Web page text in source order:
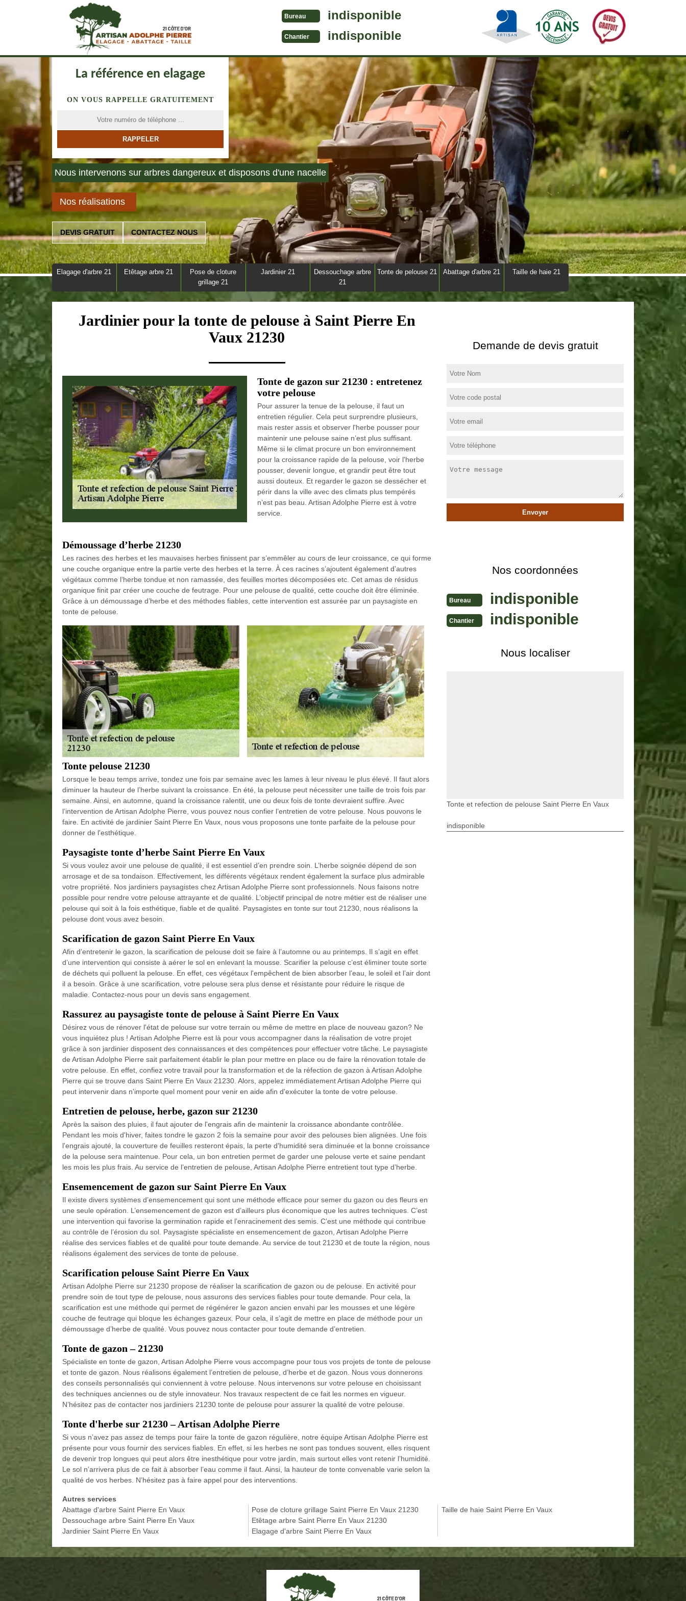
Bureau indisponible
Chantier indisponible
La référence en elagage
ON VOUS RAPPELLE GRATUITEMENT
Nous intervenons sur arbres dangereux et disposons d'une nacelle
Nos réalisations
DEVIS GRATUIT CONTACTEZ NOUS
Elagage d'arbre 21 Etêtage arbre 21
Pose de cloture
grillage 21
Jardinier 21
Dessouchage arbre
21
Tonte de pelouse 21 Abattage d'arbre 21 Taille de haie 21
Jardinier pour la tonte de pelouse à Saint Pierre En
Vaux 21230
Tonte de gazon sur 21230 : entretenez
votre pelouse
Pour assurer la tenue de la pelouse, il faut un
entretien régulier. Cela peut surprendre plusieurs,
mais rester assis et observer l'herbe pousser pour
maintenir une pelouse saine n’est plus suffisant.
Même si le climat procure un bon environnement
pour la croissance rapide de la pelouse, voir l'herbe
pousser, devenir longue, et grandir peut être tout
aussi douteux. Et regarder le gazon se dessécher et
périr dans la ville avec des climats plus tempérés
n’est pas beau. Artisan Adolphe Pierre est à votre
service.
Démoussage d’herbe 21230
Les racines des herbes et les mauvaises herbes finissent par s’emmêler au cours de leur croissance, ce qui forme
une couche organique entre la partie verte des herbes et la terre. À ces racines s’ajoutent également d’autres
végétaux comme l’herbe tondue et non ramassée, des feuilles mortes décomposées etc. Cet amas de résidus
organique finit par créer une couche de feutrage. Pour une pelouse de qualité, cette couche doit être éliminée.
Grâce à un démoussage d’herbe et des méthodes fiables, cette intervention est assurée par un paysagiste en
tonte de pelouse.
Tonte pelouse 21230
Lorsque le beau temps arrive, tondez une fois par semaine avec les lames à leur niveau le plus élevé. Il faut alors
diminuer la hauteur de l’herbe suivant la croissance. En été, la pelouse peut nécessiter une taille de trois fois par
semaine. Ainsi, en automne, quand la croissance ralentit, une ou deux fois de tonte devraient suffire. Avec
l’intervention de Artisan Adolphe Pierre, vous pouvez nous confier l’entretien de votre pelouse. Nous pouvons le
faire. En activité de jardinier Saint Pierre En Vaux, nous vous proposons une tonte parfaite de la pelouse pour
donner de l'esthétique.
Paysagiste tonte d’herbe Saint Pierre En Vaux
Si vous voulez avoir une pelouse de qualité, il est essentiel d’en prendre soin. L’herbe soignée dépend de son
arrosage et de sa tondaison. Effectivement, les différents végétaux rendent également la surface plus admirable
votre propriété. Nos jardiniers paysagistes chez Artisan Adolphe Pierre sont professionnels. Nous faisons notre
possible pour rendre votre pelouse attrayante et de qualité. L’objectif principal de notre métier est de réaliser une
pelouse qui soit à la fois esthétique, fiable et de qualité. Paysagistes en tonte sur tout 21230, nous réalisons la
pelouse dont vous avez besoin.
Scarification de gazon Saint Pierre En Vaux
Afin d’entretenir le gazon, la scarification de pelouse doit se faire à l’automne ou au printemps. Il s’agit en effet
d’une intervention qui consiste à aérer le sol en enlevant la mousse. Scarifier la pelouse c’est éliminer toute sorte
de déchets qui polluent la pelouse. En effet, ces végétaux l'empêchent de bien absorber l’eau, le soleil et l’air dont
il a besoin. Grâce à une scarification, votre pelouse sera plus dense et résistante pour réduire le risque de
maladie. Contactez-nous pour un devis sans engagement.
Rassurez au paysagiste tonte de pelouse à Saint Pierre En Vaux
Désirez vous de rénover l'état de pelouse sur votre terrain ou même de mettre en place de nouveau gazon? Ne
vous inquiétez plus ! Artisan Adolphe Pierre est là pour vous accompagner dans la réalisation de votre projet
grâce à son jardinier disposent des connaissances et des compétences pour effectuer votre tâche. Le paysagiste
de Artisan Adolphe Pierre sait parfaitement établir le plan pour mettre en place ou de faire la rénovation totale de
votre pelouse. En effet, confiez votre travail pour la transformation et de la réfection de gazon à Artisan Adolphe
Pierre qui se trouve dans Saint Pierre En Vaux 21230. Alors, appelez immédiatement Artisan Adolphe Pierre qui
peut intervenir dans n'importe quel moment pour venir en aide afin d'exécuter la tonte de votre pelouse.
Entretien de pelouse, herbe, gazon sur 21230
Après la saison des pluies, il faut ajouter de l'engrais afin de maintenir la croissance abondante contrôlée.
Pendant les mois d'hiver, faites tondre le gazon 2 fois la semaine pour avoir des pelouses bien alignées. Une fois
l'engrais ajouté, la couverture de feuilles resteront épais, la perte d'humidité sera diminuée et la bonne croissance
de la pelouse sera maintenue. Pour cela, un bon entretien permet de garder une pelouse verte et saine pendant
les mois les plus frais. Au service de l’entretien de pelouse, Artisan Adolphe Pierre entretient tout type d’herbe.
Ensemencement de gazon sur Saint Pierre En Vaux
Il existe divers systèmes d’ensemencement qui sont une méthode efficace pour semer du gazon ou des fleurs en
une seule opération. L’ensemencement de gazon est d’ailleurs plus économique que les autres techniques. C’est
une intervention qui favorise la germination rapide et l’enracinement des semis. C’est une méthode qui contribue
au contrôle de l’érosion du sol. Paysagiste spécialiste en ensemencement de gazon, Artisan Adolphe Pierre
réalise des services fiables et de qualité pour toute demande. Au service de tout 21230 et de toute la région, nous
réalisons également des services de tonte de pelouse.
Scarification pelouse Saint Pierre En Vaux
Artisan Adolphe Pierre sur 21230 propose de réaliser la scarification de gazon ou de pelouse. En activité pour
prendre soin de tout type de pelouse, nous assurons des services fiables pour toute demande. Pour cela, la
scarification est une méthode qui permet de régénérer le gazon ancien envahi par les mousses et une légère
couche de feutrage qui bloque les échanges gazeux. Pour cela, il s’agit de mettre en place de méthode pour un
démoussage d’herbe de qualité. Vous pouvez nous contacter pour toute demande d’entretien.
Tonte de gazon – 21230
Spécialiste en tonte de gazon, Artisan Adolphe Pierre vous accompagne pour tous vos projets de tonte de pelouse
et tonte de gazon. Nous réalisons également l’entretien de pelouse, d’herbe et de gazon. Nous vous donnerons
des conseils personnalisés qui conviennent à votre pelouse. Nous intervenons sur votre pelouse en choisissant
des techniques anciennes ou de style innovateur. Nos travaux respectent de ce fait les normes en vigueur.
N’hésitez pas de contacter nos jardiniers 21230 tonte de pelouse pour assurer la qualité de votre pelouse.
Tonte d'herbe sur 21230 – Artisan Adolphe Pierre
Si vous n’avez pas assez de temps pour faire la tonte de gazon régulière, notre équipe Artisan Adolphe Pierre est
présente pour vous fournir des services fiables. En effet, si les herbes ne sont pas tondues souvent, elles risquent
de devenir trop longues qui peut alors être inesthétique pour votre jardin, mais surtout elles vont retenir l’humidité.
Le sol n’arrivera plus de ce fait à absorber l’eau comme il faut. Ainsi, la hauteur de tonte convenable varie selon la
qualité de vos herbes. N’hésitez pas à faire appel pour des interventions.
Demande de devis gratuit
Nos coordonnées
Bureau indisponible
Chantier indisponible
Nous localiser
Tonte et refection de pelouse Saint Pierre En Vaux
indisponible
Autres services
Abattage d'arbre Saint Pierre En Vaux
Dessouchage arbre Saint Pierre En Vaux
Jardinier Saint Pierre En Vaux
Pose de cloture grillage Saint Pierre En Vaux 21230
Etêtage arbre Saint Pierre En Vaux 21230
Elagage d'arbre Saint Pierre En Vaux
Taille de haie Saint Pierre En Vaux